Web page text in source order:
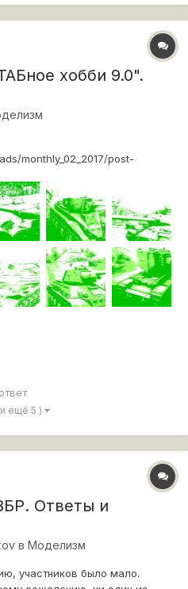
хобби 9.0".
monthly_02_2017/post-
от Wargaming. Вам нужно
по каждому из 10
Необходимо правильно
ещё 5 )
Ответы и
в Моделизм
участников было мало.